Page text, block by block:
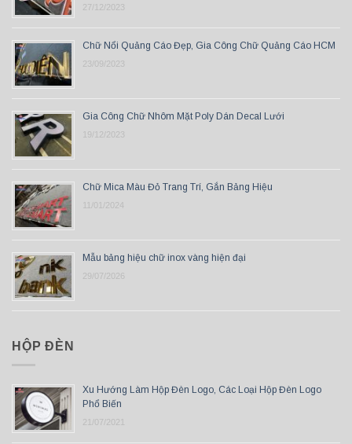
27/12/2023
Chữ Nổi Quảng Cáo Đẹp, Gia Công Chữ Quảng Cáo HCM
23/09/2023
Gia Công Chữ Nhôm Mặt Poly Dán Decal Lưới
19/12/2023
Chữ Mica Màu Đỏ Trang Trí, Gắn Bảng Hiệu
11/01/2024
Mẫu bảng hiệu chữ inox vàng hiện đại
29/07/2026
HỘP ĐÈN
Xu Hướng Làm Hộp Đèn Logo, Các Loại Hộp Đèn Logo
Phổ Biến
21/07/2021